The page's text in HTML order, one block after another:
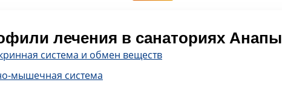
лечения в санаториях Анапы
система и обмен веществ
мышечная система